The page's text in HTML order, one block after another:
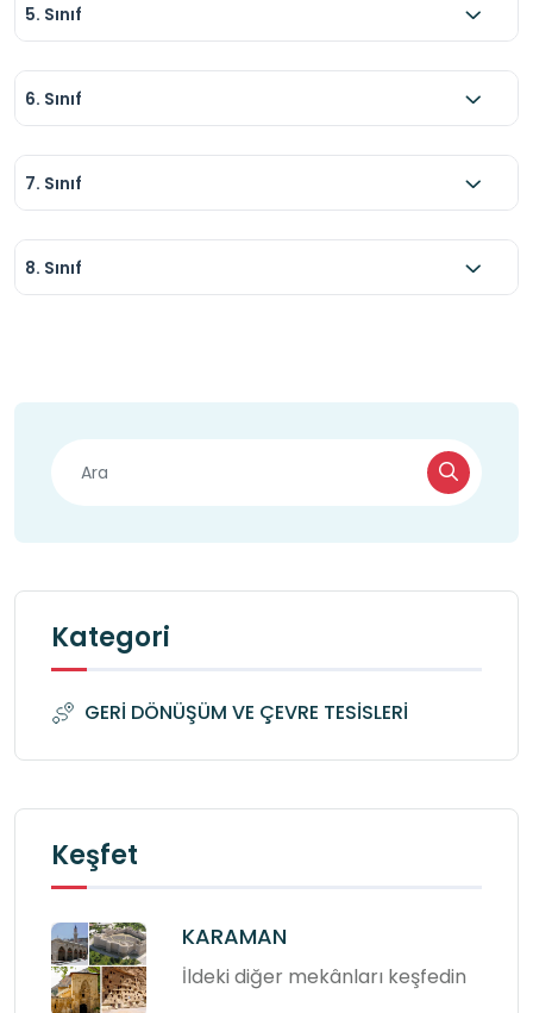
5. Sınıf
6. Sınıf
7. Sınıf
8. Sınıf
Kategori
GERİ DÖNÜŞÜM VE ÇEVRE TESİSLERİ
Keşfet
KARAMAN
İldeki diğer mekânları keşfedin